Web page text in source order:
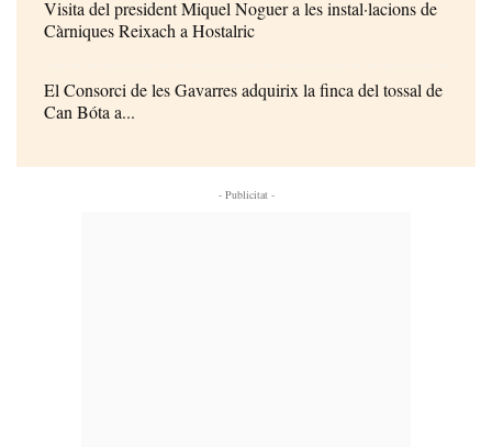
Visita del president Miquel Noguer a les instal·lacions de
Càrniques Reixach a Hostalric
El Consorci de les Gavarres adquirix la finca del tossal de
Can Bóta a...
- Publicitat -